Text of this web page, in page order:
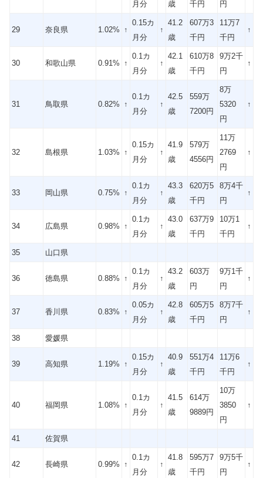
月分
歳
千円 円
29 奈良県 1.02% ↑
0.15カ
月分
↑
41.2
歳
607万3
千円
11万7
千円
↑
30 和歌山県 0.91% ↑
0.1カ
月分
↑
42.1
歳
610万8
千円
9万2千
円
↑
31 鳥取県 0.82% ↑
0.1カ
月分
↑
42.5
歳
559万
7200円
8万
5320
円
↑
32 島根県 1.03% ↑
0.15カ
月分
↑
41.9
歳
579万
4556円
11万
2769
円
↑
33 岡山県 0.75% ↑
0.1カ
月分
↑
43.3
歳
620万5
千円
8万4千
円
↑
34 広島県 0.98% ↑
0.1カ
月分
↑
43.0
歳
637万9
千円
10万1
千円
↑
35 山口県
36 徳島県 0.88% ↑
0.1カ
月分
↑
43.2
歳
603万
円
9万1千
円
↑
37 香川県 0.83% ↑
0.05カ
月分
↑
42.8
歳
605万5
千円
8万7千
円
↑
38 愛媛県
39 高知県 1.19% ↑
0.15カ
月分
↑
40.9
歳
551万4
千円
11万6
千円
↑
40 福岡県 1.08% ↑
0.1カ
月分
↑
41.5
歳
614万
9889円
10万
3850
円
↑
41 佐賀県
42 長崎県 0.99% ↑
0.1カ
月分
↑
41.8
歳
595万7
千円
9万5千
円
↑